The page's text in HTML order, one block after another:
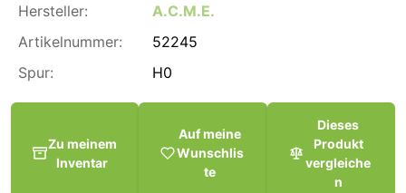
Hersteller:
A.C.M.E.
Artikelnummer:
52245
Spur:
H0
Zu meinem
Inventar
Auf meine
Wunschlis
te
Dieses
Produkt
vergleiche
n